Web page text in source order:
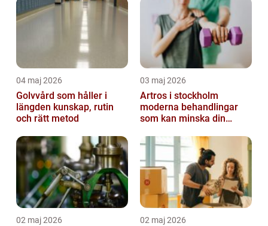
04 maj 2026
Golvvård som håller i
längden kunskap, rutin
och rätt metod
03 maj 2026
Artros i stockholm
moderna behandlingar
som kan minska din
02 maj 2026 02 maj 2026